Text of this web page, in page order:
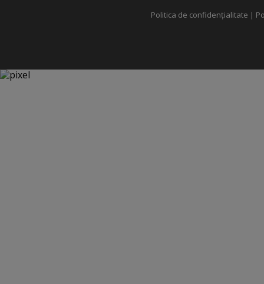
Politica de confidențialitate |